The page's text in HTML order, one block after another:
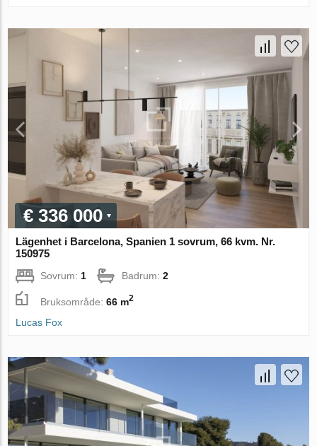
€ 336 000
Lägenhet i Barcelona, Spanien 1 sovrum, 66 kvm. Nr.
150975
Sovrum:1 Badrum:2
Bruksområde:66 m2
Lucas Fox